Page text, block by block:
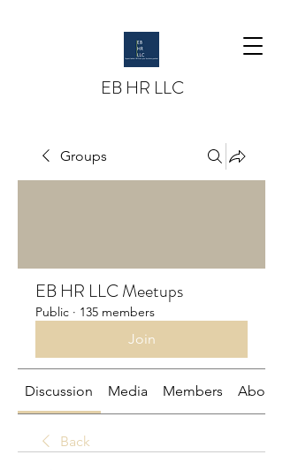
EB HR LLC
Groups
EB HR LLC Meetups
Public · 135 members
Join
Discussion Media Members About
Back